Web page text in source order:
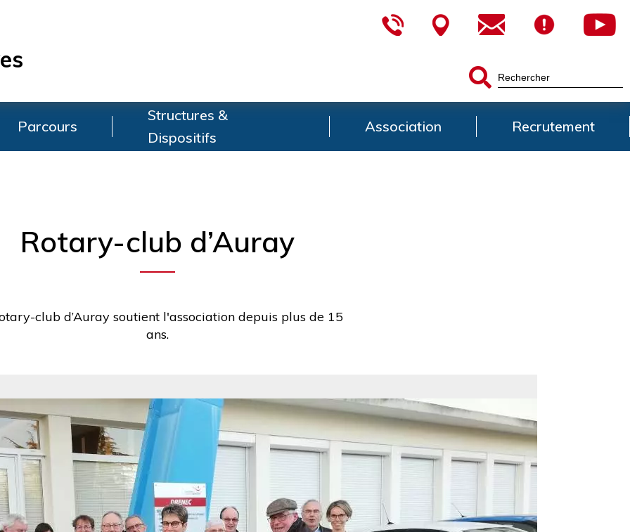
Parcours
Structures &
Dispositifs
Association Recrutement
Rotary-club d’Auray
club d’Auray soutient l'association depuis plus de 15
ans.